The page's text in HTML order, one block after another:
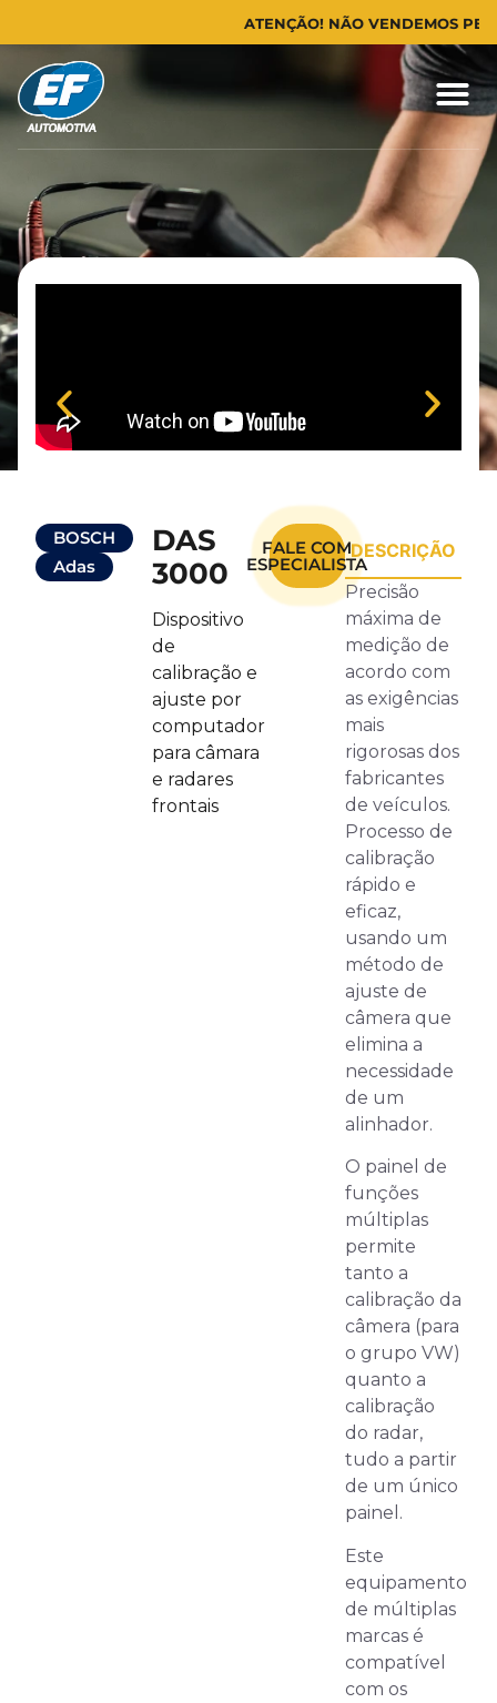
ATENÇÃO! NÃO VENDEMOS
BOSCH
Adas
DAS
3000
Dispositivo
de
calibração e
ajuste por
computador
para câmara
e radares
frontais
FALE COM
ESPECIALISTA
DESCRIÇÃO
Precisão
máxima de
medição de
acordo com
as exigências
mais
rigorosas dos
fabricantes
de veículos.
Processo de
calibração
rápido e
eficaz,
usando um
método de
ajuste de
câmera que
elimina a
necessidade
de um
alinhador.
O painel de
funções
múltiplas
permite
tanto a
calibração da
câmera (para
o grupo VW)
quanto a
calibração
do radar,
tudo a partir
de um único
painel.
Este
equipamento
de múltiplas
marcas é
compatível
com os